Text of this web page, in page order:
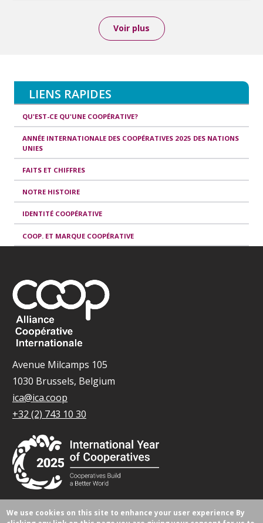
Voir plus
LIENS RAPIDES
QU'EST-CE QU'UNE COOPÉRATIVE?
ANNÉE INTERNATIONALE DES COOPÉRATIVES 2025 DES NATIONS
UNIES
FAITS ET CHIFFRES
NOTRE HISTOIRE
IDENTITÉ COOPÉRATIVE
COOP. ET MARQUE COOPÉRATIVE
Avenue Milcamps 105
1030 Brussels, Belgium
ica@ica.coop
+32 (2) 743 10 30
We use cookies on this site to enhance your user experience By